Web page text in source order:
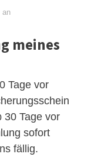
an
meines
Tage vor
30 Tage vor
sofort
fällig.